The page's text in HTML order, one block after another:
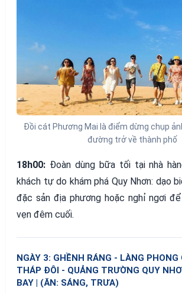
Đồi cát Phương Mai là điểm dừng chụp
đường trở về thành phố
18h00: Đoàn dùng bữa tối tại nhà
khách tự do khám phá Quy Nhơn: dạo
đặc sản địa phương hoặc nghỉ ngơi
vẹn đêm cuối.
NGÀY 3: GHỀNH RÁNG - LÀNG PHONG
THÁP ĐÔI - QUẢNG TRƯỜNG QUY
BAY | (ĂN: SÁNG, TRƯA)